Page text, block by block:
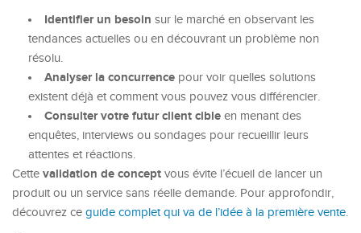
Identifier un besoin sur le marché en observant les
tendances actuelles ou en découvrant un problème non
résolu.
Analyser la concurrence pour voir quelles solutions
existent déjà et comment vous pouvez vous différencier.
Consulter votre futur client cible en menant des
enquêtes, interviews ou sondages pour recueillir leurs
attentes et réactions.
Cette validation de concept vous évite l’écueil de lancer un
produit ou un service sans réelle demande. Pour approfondir,
découvrez ce guide complet qui va de l’idée à la première vente.